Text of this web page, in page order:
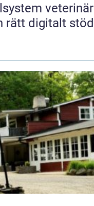
veterinär så väljer
rätt digitalt stöd